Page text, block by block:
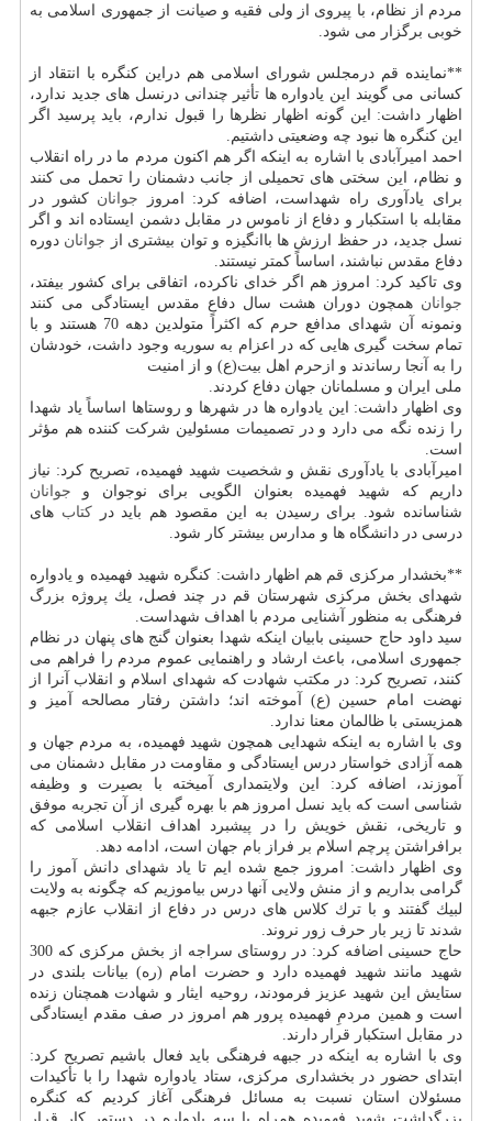
مردم از نظام، با پیروی از ولی فقیه و صیانت از جمهوری اسلامی به
خوبی برگزار می شود.
**نماینده قم درمجلس شورای اسلامی هم دراین كنگره با انتقاد از
كسانی می گویند این یادواره ها تأثیر چندانی درنسل های جدید ندارد،
اظهار داشت: این گونه اظهار نظرها را قبول ندارم، باید پرسید اگر
این كنگره ها نبود چه وضعیتی داشتیم.
احمد امیرآبادی با اشاره به اینكه اگر هم اكنون مردم ما در راه انقلاب
و نظام، این سختی های تحمیلی از جانب دشمنان را تحمل می كنند
برای یادآوری راه شهداست، اضافه كرد: امروز جوانان كشور در
مقابله با استكبار و دفاع از ناموس در مقابل دشمن ایستاده اند و اگر
نسل جدید، در حفظ ارزش ها باانگیزه و توان بیشتری از جوانان دوره
دفاع مقدس نباشند، اساساً كمتر نیستند.
وی تاكید كرد: امروز هم اگر خدای ناكرده، اتفاقی برای كشور بیفتد،
جوانان همچون دوران هشت سال دفاع مقدس ایستادگی می كنند
ونمونه آن شهدای مدافع حرم كه اكثراً متولدین دهه 70 هستند و با
تمام سخت گیری هایی كه در اعزام به سوریه وجود داشت، خودشان
را به آنجا رساندند و ازحرم اهل بیت(ع) و از امنیت
ملی ایران و مسلمانان جهان دفاع كردند.
وی اظهار داشت: این یادواره ها در شهرها و روستاها اساساً یاد شهدا
را زنده نگه می دارد و در تصمیمات مسئولین شركت كننده هم مؤثر
است.
امیرآبادی با یادآوری نقش و شخصیت شهید فهمیده، تصریح كرد: نیاز
داریم كه شهید فهمیده بعنوان الگویی برای نوجوان و جوانان
شناسانده شود. برای رسیدن به این مقصود هم باید دركتاب های
درسی در دانشگاه ها و مدارس بیشتر كار شود.
**بخشدار مركزی قم هم اظهار داشت: كنگره شهید فهمیده و یادواره
شهدای بخش مركزی شهرستان قم در چند فصل، یك پروژه بزرگ
فرهنگی به منظور آشنایی مردم با اهداف شهداست.
سید داود حاج حسینی بابیان اینكه شهدا بعنوان گنج های پنهان در نظام
جمهوری اسلامی، باعث ارشاد و راهنمایی عموم مردم را فراهم می
كنند، تصریح كرد: در مكتب شهادت كه شهدای اسلام و انقلاب آنرا از
نهضت امام حسین (ع) آموخته اند؛ داشتن رفتار مصالحه آمیز و
همزیستی با ظالمان معنا ندارد.
وی با اشاره به اینكه شهدایی همچون شهید فهمیده، به مردم جهان و
همه آزادی خواستار درس ایستادگی و مقاومت در مقابل دشمنان می
آموزند، اضافه كرد: این ولایتمداری آمیخته با بصیرت و وظیفه
شناسی است كه باید نسل امروز هم با بهره گیری از آن تجربه موفق
و تاریخی، نقش خویش را در پیشبرد اهداف انقلاب اسلامی كه
برافراشتن پرچم اسلام بر فراز بام جهان است، ادامه دهد.
وی اظهار داشت: امروز جمع شده ایم تا یاد شهدای دانش آموز را
گرامی بداریم و از منش ولایی آنها درس بیاموزیم كه چگونه به ولایت
لبیك گفتند و با ترك كلاس های درس در دفاع از انقلاب عازم جبهه
شدند تا زیر بار حرف زور نروند.
حاج حسینی اضافه كرد: در روستای سراجه از بخش مركزی كه 300
شهید مانند شهید فهمیده دارد و حضرت امام (ره) بیانات بلندی در
ستایش این شهید عزیز فرمودند، روحیه ایثار و شهادت همچنان زنده
است و همین مردمِ فهمیده پرور هم امروز در صف مقدم ایستادگی
در مقابل استكبار قرار دارند.
وی با اشاره به اینكه در جبهه فرهنگی باید فعال باشیم تصریح كرد:
ابتدای حضور در بخشداری مركزی، ستاد یادواره شهدا را با تأكیدات
مسئولان استان نسبت به مسائل فرهنگی آغاز كردیم كه كنگره
بزرگداشت شهید فهمیده همراه با سه یادواره در دستور كار قرار